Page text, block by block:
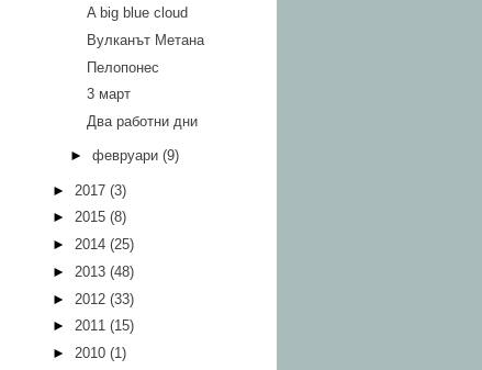
A big blue cloud
Вулканът Метана
Пелопонес
3 март
Два работни дни
► февруари (9)
► 2017 (3)
► 2015 (8)
► 2014 (25)
► 2013 (48)
► 2012 (33)
► 2011 (15)
► 2010 (1)